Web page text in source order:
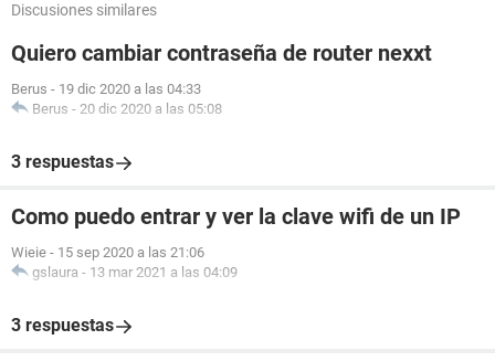
Discusiones similares
Quiero cambiar contraseña de router nexxt
Berus - 19 dic 2020 a las 04:33
Berus - 20 dic 2020 a las 05:08
3 respuestas
Como puedo entrar y ver la clave wifi de un IP
Wieie - 15 sep 2020 a las 21:06
gslaura - 13 mar 2021 a las 04:09
3 respuestas